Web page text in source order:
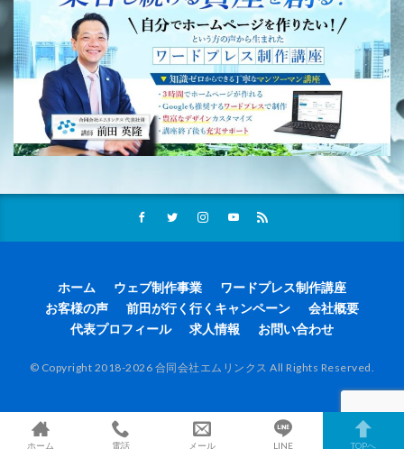
ホーム ウェブ制作事業
ワードプレス制作講座
お客様の声
前田が行く行くキャンペーン
会社概要
代表プロフィール
求人情報 お問い合わせ
© Copyright 2018-2026 合同会社エムリンクス All Rights Reserved.
ホーム 電話 メール LINE TOPへ